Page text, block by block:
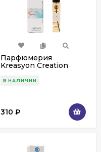
Парфюмерия
Kreasyon Creation
women 25 ml
В НАЛИЧИИ
310 ₽